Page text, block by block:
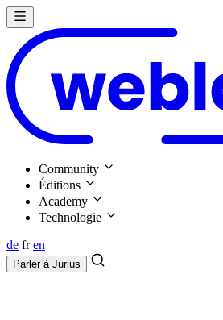
Community
Éditions
Academy
Technologie
de fr en
Parler à Jurius